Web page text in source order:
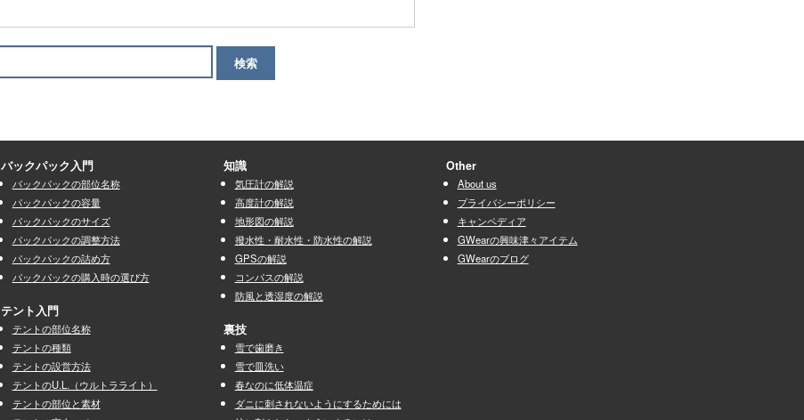
ング（AD Kun）
チェックリスト（AD kun）
[ 2016/04/06 ]
ブログを更新しました。
チェックリスト（AD kun）
お菓子ぃ〜、こんなお菓子の量を持
バックパック入門
バックパックの部位名称
パックパックの容量
パックパックのサイズ
パックパックの調整方法
パックパックの詰め方
パックパックの購入時の選び方
テント入門
テントの部位名称
テントの種類
テントの設営方法
テントのU.L.（ウルトラライト）
テントの部位と素材
知識
気圧計の解説
高度計の解説
地形図の解説
撥水性・耐水性・防水性の解説
GPSの解説
コンパスの解説
防風と透湿度の解説
裏技
雪で歯磨き
雪で皿洗い
春なのに低体温症
ダニに刺されないようにするためには
Other
About us
プライバシーポリシー
キャンペディア
GWearの興味津々アイテム
GWearのブログ